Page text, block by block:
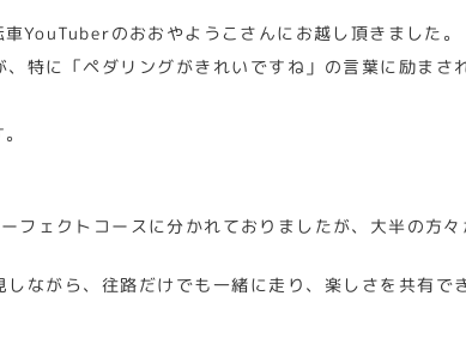
YouTuberのおおやようこさんにお越し頂きました。
特に「ペダリングがきれいですね」の言葉に励ま
ェクトコースに分かれておりましたが、大半の方々
ながら、往路だけでも一緒に走り、楽しさを共有